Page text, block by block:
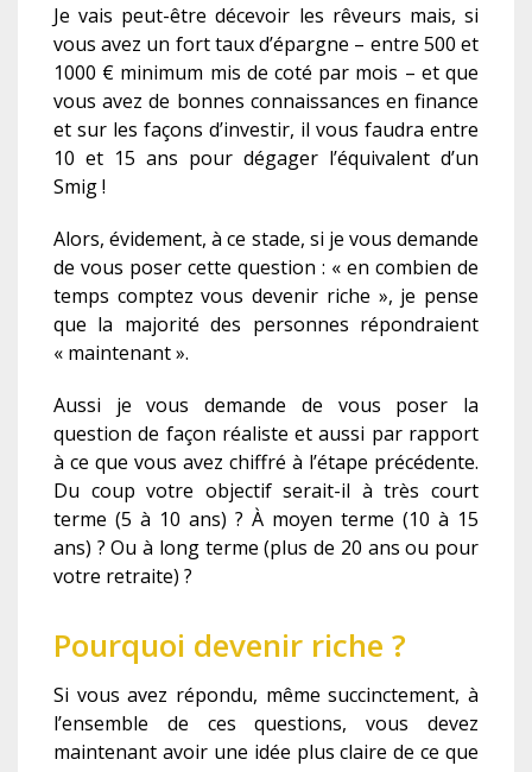
Je vais peut-être décevoir les rêveurs mais, si
vous avez un fort taux d’épargne – entre 500 et
1000 € minimum mis de coté par mois – et que
vous avez de bonnes connaissances en finance
et sur les façons d’investir, il vous faudra entre
10 et 15 ans pour dégager l’équivalent d’un
Smig !
Alors, évidement, à ce stade, si je vous demande
de vous poser cette question : « en combien de
temps comptez vous devenir riche », je pense
que la majorité des personnes répondraient
« maintenant ».
Aussi je vous demande de vous poser la
question de façon réaliste et aussi par rapport
à ce que vous avez chiffré à l’étape précédente.
Du coup votre objectif serait-il à très court
terme (5 à 10 ans) ? À moyen terme (10 à 15
ans) ? Ou à long terme (plus de 20 ans ou pour
votre retraite) ?
Pourquoi devenir riche ?
Si vous avez répondu, même succinctement, à
l’ensemble de ces questions, vous devez
maintenant avoir une idée plus claire de ce que